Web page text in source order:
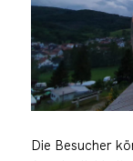
Die Besucher